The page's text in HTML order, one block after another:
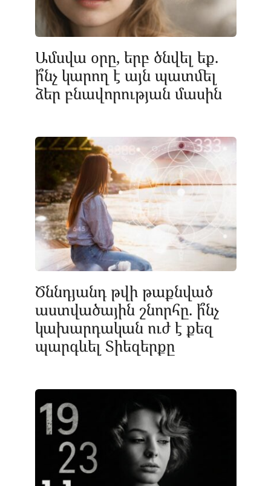
Ամսվա օրը, երբ ծնվել եք.
ի՞նչ կարող է այն պատմել
ձեր բնավորության մասին
Ծննդյանդ թվի թաքնված
աստվածային շնորհը. ի՞նչ
կախարդական ուժ է քեզ
պարգևել Տիեզերքը